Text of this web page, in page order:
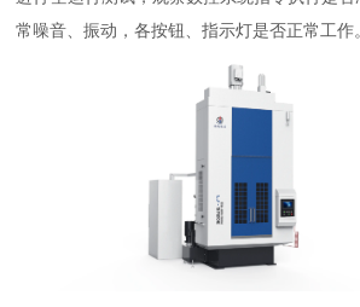
常噪音、振动，各按钮、指示灯是否正常工作